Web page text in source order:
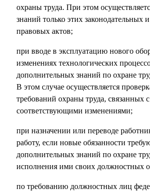
охраны труда. При этом
знаний только этих законодательных
правовых актов;
при вводе в эксплуатацию нового
изменениях технологических
дополнительных знаний по охране
В этом случае осуществляется
требований охраны труда, связанных с
соответствующими изменениями;
при назначении или переводе
работу, если новые обязанности
дополнительных знаний по охране
исполнения ими своих должностных
по требованию должностных лиц